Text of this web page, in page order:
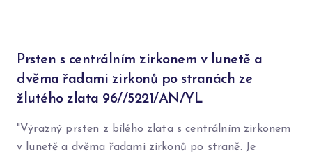
Prsten s centrálním zirkonem v lunetě a
dvěma řadami zirkonů po stranách ze
žlutého zlata 96//5221/AN/YL
"Výrazný prsten z bílého zlata s centrálním zirkonem
v lunetě a dvěma řadami zirkonů po straně. Je